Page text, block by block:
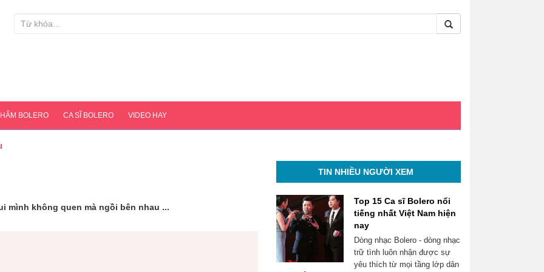
BOLERO CA SĨ BOLERO VIDEO HAY
mình không quen mà ngồi bên nhau ...
TIN NHIỀU NGƯỜI XEM
Top 15 Ca sĩ Bolero nổi
tiếng nhất Việt Nam hiện
nay
Dòng nhạc Bolero - dòng nhạc
trữ tình luôn nhận được sự
yêu thích từ mọi tầng lớp dân